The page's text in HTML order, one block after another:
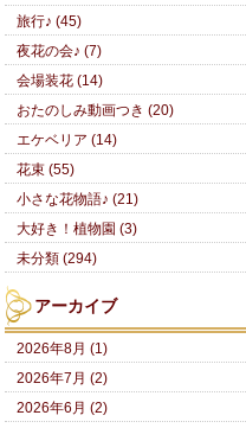
旅行♪ (45)
夜花の会♪ (7)
会場装花 (14)
おたのしみ動画つき (20)
エケベリア (14)
花束 (55)
小さな花物語♪ (21)
大好き！植物園 (3)
未分類 (294)
アーカイブ
2026年8月 (1)
2026年7月 (2)
2026年6月 (2)